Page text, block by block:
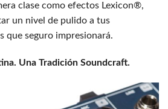
clase como efectos Lexicon®,
un nivel de pulido a tus
que seguro impresionará.
Una Tradición Soundcraft.